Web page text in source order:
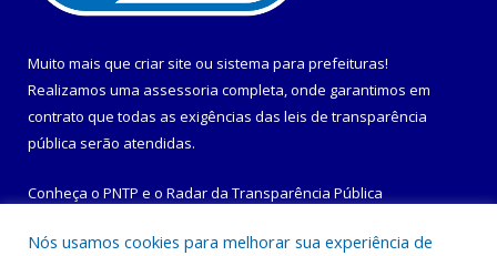
Muito mais que criar site ou sistema para prefeituras!
Realizamos uma assessoria completa, onde garantimos em
contrato que todas as exigências das leis de transparência
pública serão atendidas.
Conheça o PNTP e o Radar da Transparência Pública
Nós usamos cookies para melhorar sua experiência de